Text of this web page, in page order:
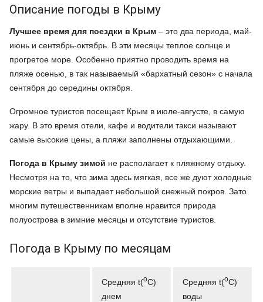
Описание погоды в Крыму
Лучшее время для поездки в Крым – это два периода, май-
июнь и сентябрь-октябрь. В эти месяцы теплое солнце и
прогретое море. Особенно приятно проводить время на
пляже осенью, в так называемый «бархатный сезон» с начала
сентября до середины октября.
Огромное туристов посещает Крым в июле-августе, в самую
жару. В это время отели, кафе и водители такси называют
самые высокие цены, а пляжи заполнены отдыхающими.
Погода в Крыму зимой не располагает к пляжному отдыху.
Несмотря на то, что зима здесь мягкая, все же дуют холодные
морские ветры и выпадает небольшой снежный покров. Зато
многим путешественникам вполне нравится природа
полуострова в зимние месяцы и отсутствие туристов.
Погода в Крыму по месяцам
Средняя t(oC)
днем
Средняя t(oC)
воды